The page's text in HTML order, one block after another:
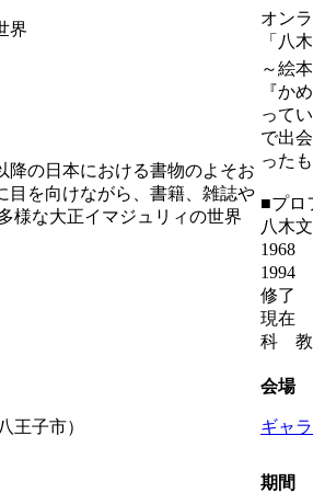
界
オン
「八
降の日本における書物のよそお
目を向けながら、書籍、雑誌や
様な大正イマジュリィの世界
～絵
『か
って
で出
った
■プロ
八木
1968
1994
修了
現在
科 教
王子市）
会場
ギャ
期間